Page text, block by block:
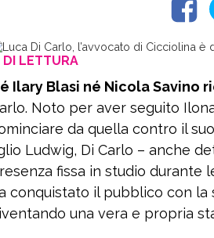
DI LETTURA
Ilary Blasi né Nicola Savino
Noto per aver seguito
da quella contro il
Ludwig, Di Carlo – anche
fissa in studio durante
conquistato il pubblico con la
una vera e propria